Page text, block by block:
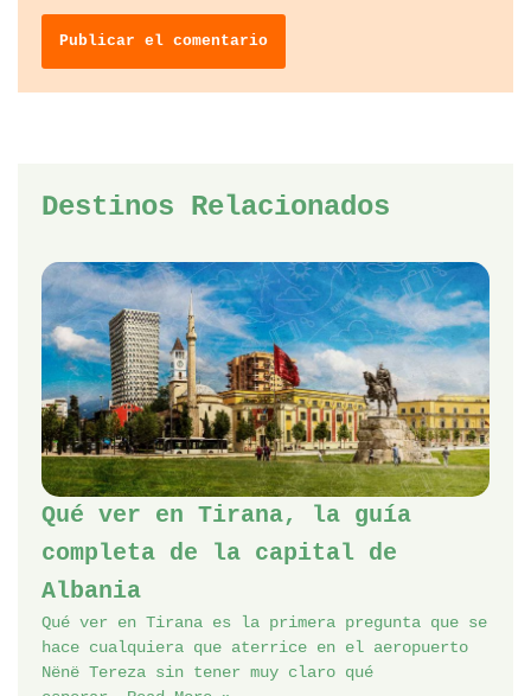
Destinos Relacionados
Qué ver en Tirana, la guía
completa de la capital de
Albania
Qué ver en Tirana es la primera pregunta que se
hace cualquiera que aterrice en el aeropuerto
Nënë Tereza sin tener muy claro qué